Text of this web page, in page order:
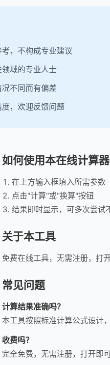
，不构成专业建议
域的专业人士
不同而有偏差
，欢迎反馈问题
如何使用本在线计算器
在上方输入框填入所需参数
点击"计算"或"换算"按钮
结果即时显示，可多次尝试
关于本工具
免费在线工具，无需注册，打
常见问题
计算结果准确吗？
本工具按照标准计算公式设计
收费吗？
完全免费，无需注册，打开即可